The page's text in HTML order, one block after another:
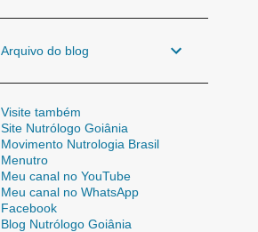
Arquivo do blog
Visite também
Site Nutrólogo Goiânia
Movimento Nutrologia Brasil
Menutro
Meu canal no YouTube
Meu canal no WhatsApp
Facebook
Blog Nutrólogo Goiânia